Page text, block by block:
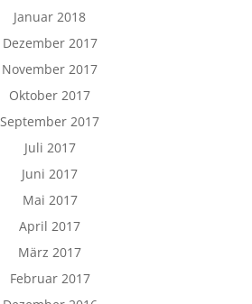
Januar 2018
Dezember 2017
November 2017
Oktober 2017
September 2017
Juli 2017
Juni 2017
Mai 2017
April 2017
März 2017
Februar 2017